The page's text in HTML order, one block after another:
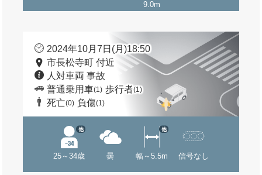
9.0m
2024年10月7日(月)18:50
市長松寺町 付近
人対車両 事故
普通乗用車(1) 歩行者(1)
死亡(0) 負傷(1)
25～34歳
他
曇 幅～5.5m
他
信号なし